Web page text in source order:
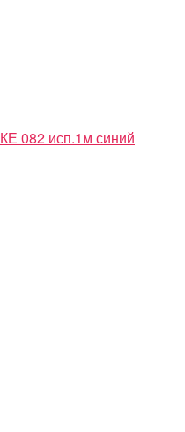
КЕ 082 исп.1м синий